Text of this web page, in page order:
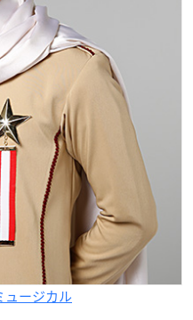
ュージカル